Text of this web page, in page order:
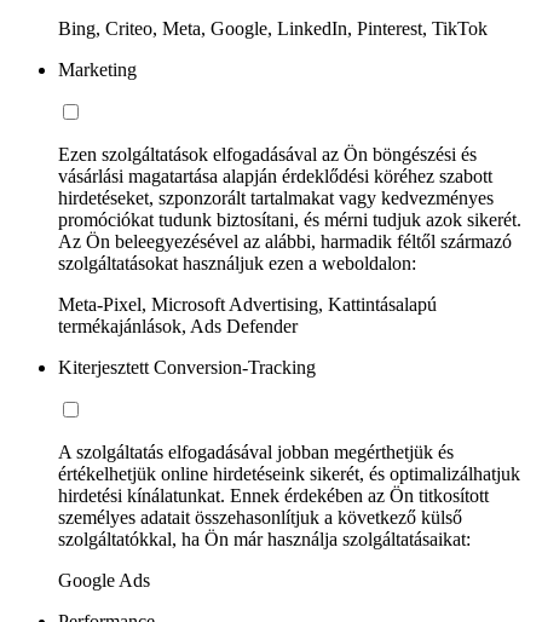
Bing, Criteo, Meta, Google, LinkedIn, Pinterest, TikTok
Marketing
Ezen szolgáltatások elfogadásával az Ön böngészési és
vásárlási magatartása alapján érdeklődési köréhez szabott
hirdetéseket, szponzorált tartalmakat vagy kedvezményes
promóciókat tudunk biztosítani, és mérni tudjuk azok sikerét.
Az Ön beleegyezésével az alábbi, harmadik féltől származó
szolgáltatásokat használjuk ezen a weboldalon:
Meta-Pixel, Microsoft Advertising, Kattintásalapú
termékajánlások, Ads Defender
Kiterjesztett Conversion-Tracking
A szolgáltatás elfogadásával jobban megérthetjük és
értékelhetjük online hirdetéseink sikerét, és optimalizálhatjuk
hirdetési kínálatunkat. Ennek érdekében az Ön titkosított
személyes adatait összehasonlítjuk a következő külső
szolgáltatókkal, ha Ön már használja szolgáltatásaikat:
Google Ads